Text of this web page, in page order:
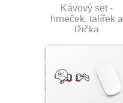
Kávový set -
hrneček, talířek a
lžička